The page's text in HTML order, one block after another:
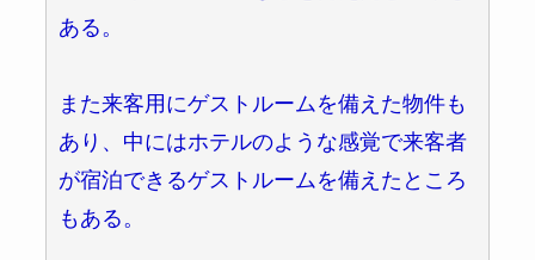
ある。
また来客用にゲストルームを備えた物件も
あり、中にはホテルのような感覚で来客者
が宿泊できるゲストルームを備えたところ
もある。